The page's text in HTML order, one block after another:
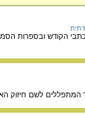
הקודש ובספרות
לשם חיזוק